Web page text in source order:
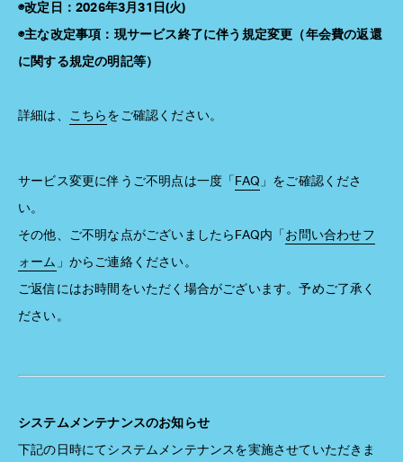
◉改定日：2026年3月31日(火)
◉主な改定事項：現サービス終了に伴う規定変更（年会費の返還
に関する規定の明記等）
詳細は、 こちら をご確認ください。
サービス変更に伴うご不明点は一度「 FAQ 」をご確認くださ
い。
その他、ご不明な点がございましたらFAQ内「 お問い合わせフ
ォーム 」からご連絡ください。
ご返信にはお時間をいただく場合がございます。予めご了承く
ださい。
システムメンテナンスのお知らせ
下記の日時にてシステムメンテナンスを実施させていただきま